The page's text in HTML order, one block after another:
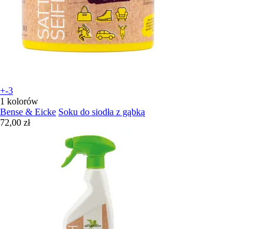
+-3
1 kolorów
Bense & Eicke Soku do siodła z gąbką
72,00 zł